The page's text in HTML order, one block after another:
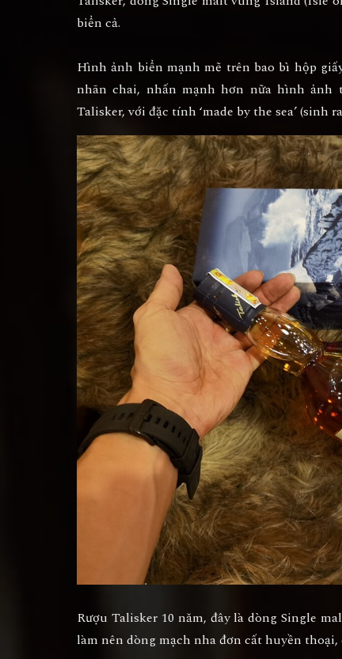
biển cả.
Hình ảnh biển mạnh mẽ trên bao bì hộp
nhãn chai, nhấn mạnh hơn nữa hình ảnh
Talisker, với đặc tính ‘made by the sea’ (sinh
Rượu Talisker 10 năm, đây là dòng Single
làm nên dòng mạch nha đơn cất huyền